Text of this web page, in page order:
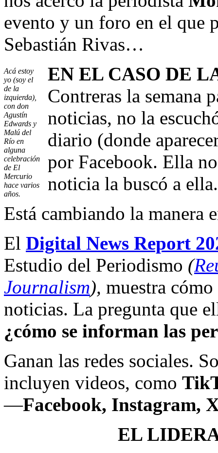
evento y un foro en el que
Sebastián Rivas…
Acá estoy
yo (soy el
de la
izquierda),
con don
Agustín
Edwards y
Malú del
Río en
alguna
celebración
de El
Mercurio
hace varios
años.
EN EL CASO DE
Contreras la semana
noticias, no la
diario (donde
por Facebook. Ella
noticia la buscó a ella.
Está cambiando la manera
El Digital News Report
Estudio del Periodismo (
Journalism), muestra
noticias. La pregunta que
¿cómo se informan las
Ganan las redes sociales.
incluyen videos, como
—Facebook, Instagram,
EL